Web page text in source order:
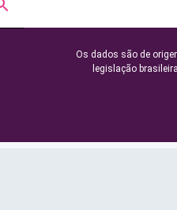
Os dados são de
legislação